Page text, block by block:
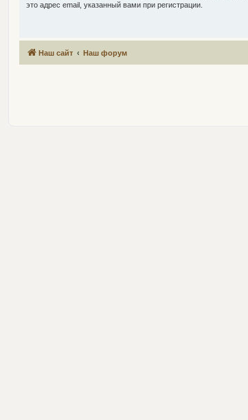
это адрес email, указанный вами при регистрации.
Наш сайт Наш форум